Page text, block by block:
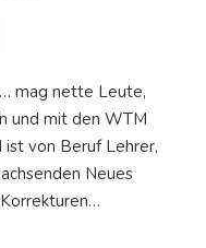
mag nette Leute,
und mit den WTM
ist von Beruf Lehrer,
Neues